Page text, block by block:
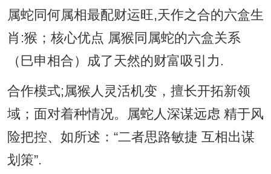
属蛇同何属相最配财运旺,天作之合的六盒生
肖:猴；核心优点 属猴同属蛇的六盒关系
（巳申相合）成了天然的财富吸引力.
合作模式;属猴人灵活机变，擅长开拓新领
域；面对着种情况。属蛇人深谋远虑 精于风
险把控、如所述：“二者思路敏捷 互相出谋
划策”.